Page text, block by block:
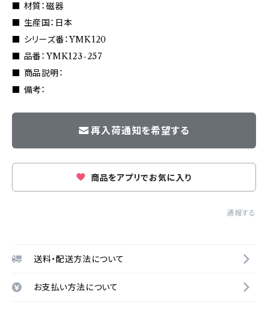
■ 材質：磁器
■ 生産国：日本
■ シリーズ番：YMK120
■ 品番：YMK123-257
■ 商品説明：
■ 備考：
再入荷通知を希望する
商品をアプリでお気に入り
通報する
送料・配送方法について
お支払い方法について